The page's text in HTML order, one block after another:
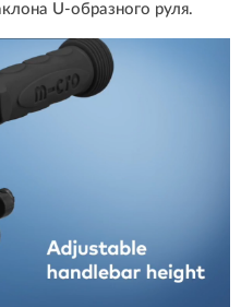
U-образного руля.